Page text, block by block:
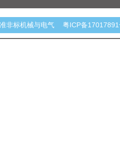
非标机械与电气 粤ICP备